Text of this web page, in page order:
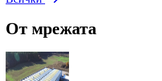
От мрежата